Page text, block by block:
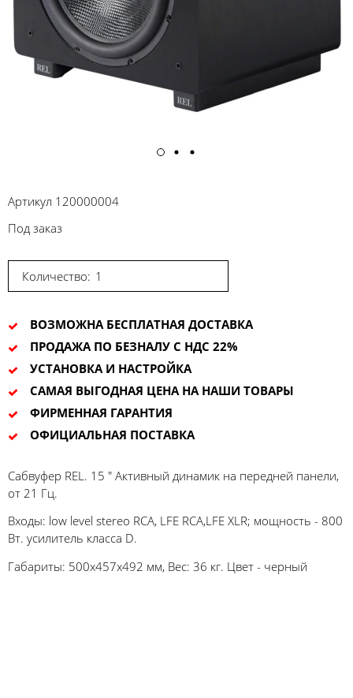
Артикул 120000004
Под заказ
Количество:
ВОЗМОЖНА БЕСПЛАТНАЯ ДОСТАВКА
ПРОДАЖА ПО БЕЗНАЛУ С НДС 22%
УСТАНОВКА И НАСТРОЙКА
САМАЯ ВЫГОДНАЯ ЦЕНА НА НАШИ ТОВАРЫ
ФИРМЕННАЯ ГАРАНТИЯ
ОФИЦИАЛЬНАЯ ПОСТАВКА
Сабвуфер REL. 15 " Активный динамик на передней панели,
от 21 Гц.
Входы: low level stereo RCA, LFE RCA,LFE XLR; мощность - 800
Вт. усилитель класса D.
Габариты: 500х457х492 мм, Вес: 36 кг. Цвет - черный